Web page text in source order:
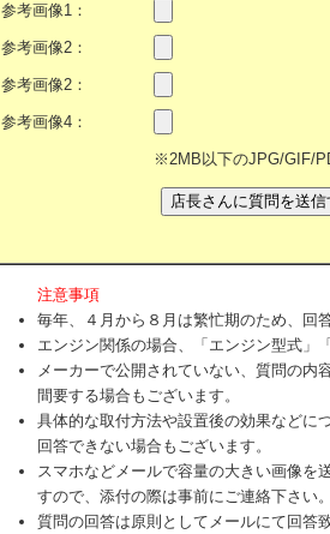
参考画像1：
参考画像2：
参考画像2：
参考画像4：
※2MB以下のJPG/GIF/
注意事項
毎年、４月から８月は繁忙期のため、回
エンジン関係の場合、「エンジン型式」
メーカーで公開されていない、質問の内
間要する場合もございます。
具体的な取付方法や設置後の効果などに
回答できない場合もございます。
スマホなどメールで容量の大きい画像を
すので、添付の際は事前にご連絡下さい
質問の回答は原則としてメールにて回答